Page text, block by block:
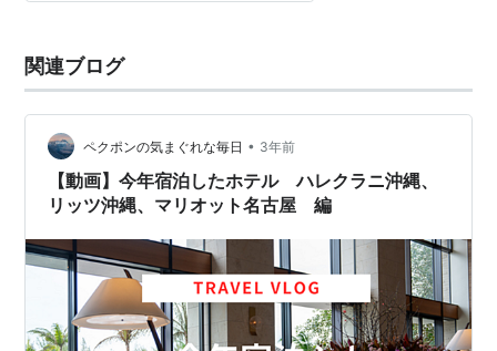
関連ブログ
ペクポンの気まぐれな毎日 • 3年前
【動画】今年宿泊したホテル ハレクラニ沖縄、
リッツ沖縄、マリオット名古屋 編